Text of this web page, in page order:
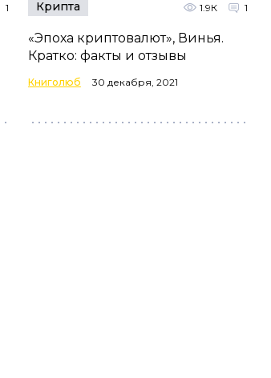
1 Крипта 1.9К 1
«Эпоха криптовалют», Винья.
Кратко: факты и отзывы
Книголюб 30 декабря, 2021